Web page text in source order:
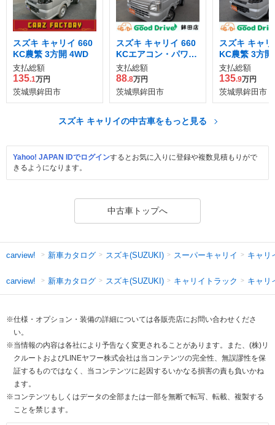
スズキ キャリイ 660
KC農繁 3方開 4WD
支払総額
135.1万円
茨城県鉾田市
スズキ キャリイ 660
KCエアコン・パワス
テ 3方開
支払総額
88.8万円
茨城県鉾田市
スズキ キャ
KC農繁 3方
支払総額
135.9万円
茨城県鉾田市
スズキ キャリイの中古車をもっと見る
Yahoo! JAPAN IDでログインするとお気に入りに登録や複数見積もりがで
きるようになります。
中古車トップへ
carview! 新車カタログ スズキ(SUZUKI) スーパーキャリイ キャリ
carview! 新車カタログ スズキ(SUZUKI) キャリイトラック キャリ
※仕様・オプション・装備の詳細については各販売店にお問い合わせくださ
い。
※当情報の内容は各社により予告なく変更されることがあります。また、(株)リ
クルートおよびLINEヤフー株式会社は当コンテンツの完全性、無誤謬性を保
証するものではなく、当コンテンツに起因するいかなる損害の責も負いかね
ます。
※コンテンツもしくはデータの全部または一部を無断で転写、転載、複製する
ことを禁じます。